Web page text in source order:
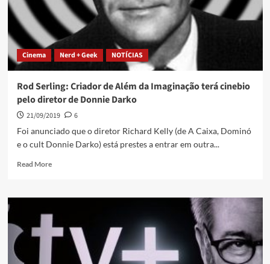
Cinema Nerd + Geek NOTÍCIAS
Rod Serling: Criador de Além da Imaginação terá cinebio
pelo diretor de Donnie Darko
21/09/2019
6
Foi anunciado que o diretor Richard Kelly (de A Caixa, Dominó
e o cult Donnie Darko) está prestes a entrar em outra...
Read More